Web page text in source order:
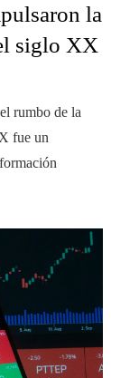
la
siglo XX
rumbo de la
fue un